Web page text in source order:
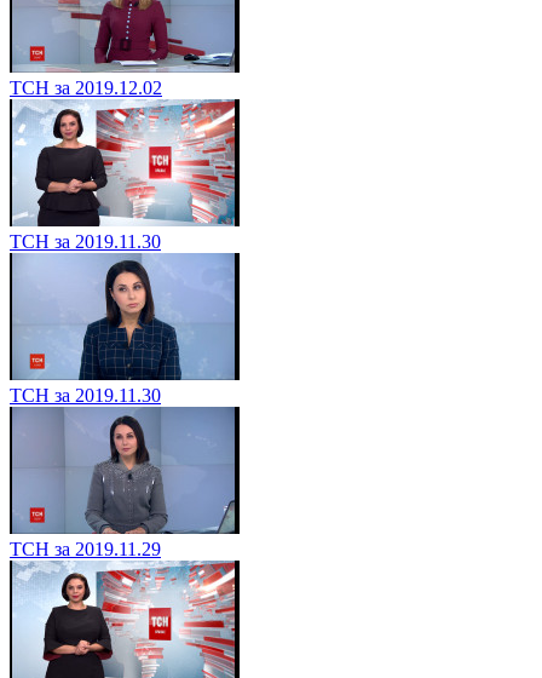
ТСН за 2019.12.02
ТСН за 2019.11.30
ТСН за 2019.11.30
ТСН за 2019.11.29